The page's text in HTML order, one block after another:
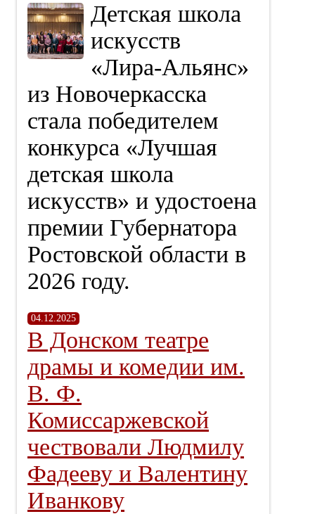
Детская школа
искусств
«Лира‑Альянс»
из Новочеркасска
стала победителем
конкурса «Лучшая
детская школа
искусств» и удостоена
премии Губернатора
Ростовской области в
2026 году.
04.12.2025
В Донском театре
драмы и комедии им.
В. Ф.
Комиссаржевской
чествовали Людмилу
Фадееву и Валентину
Иванкову